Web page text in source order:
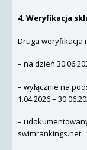
4. Weryfikacja
Druga weryfikacja
– na dzień
– wyłącznie na
1.04.2026 –
–
swimrankings.net.